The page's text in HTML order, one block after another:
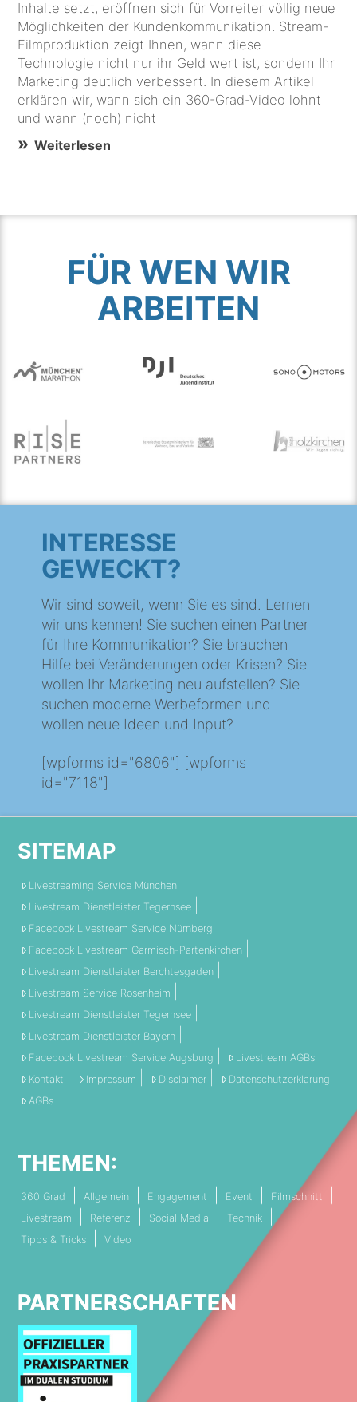
Inhalte setzt, eröffnen sich für Vorreiter völlig neue
Möglichkeiten der Kundenkommunikation. Stream-
Filmproduktion zeigt Ihnen, wann diese
Technologie nicht nur ihr Geld wert ist, sondern Ihr
Marketing deutlich verbessert. In diesem Artikel
erklären wir, wann sich ein 360-Grad-Video lohnt
und wann (noch) nicht
Weiterlesen
FÜR WEN WIR
ARBEITEN
INTERESSE
GEWECKT?
Wir sind soweit, wenn Sie es sind. Lernen
wir uns kennen! Sie suchen einen Partner
für Ihre Kommunikation? Sie brauchen
Hilfe bei Veränderungen oder Krisen? Sie
wollen Ihr Marketing neu aufstellen? Sie
suchen moderne Werbeformen und
wollen neue Ideen und Input?
[wpforms id="6806"] [wpforms
id="7118"]
SITEMAP
Livestreaming Service München
Livestream Dienstleister Tegernsee
Facebook Livestream Service Nürnberg
Facebook Livestream Garmisch-Partenkirchen
Livestream Dienstleister Berchtesgaden
Livestream Service Rosenheim
Livestream Dienstleister Tegernsee
Livestream Dienstleister Bayern
Facebook Livestream Service Augsburg
Livestream AGBs
Kontakt
Impressum Disclaimer
Datenschutzerklärung
AGBs
THEMEN:
360 Grad Allgemein Engagement Event
Filmschnitt
Livestream
Referenz Social Media
Technik
Tipps & Tricks
Video
PARTNERSCHAFTEN